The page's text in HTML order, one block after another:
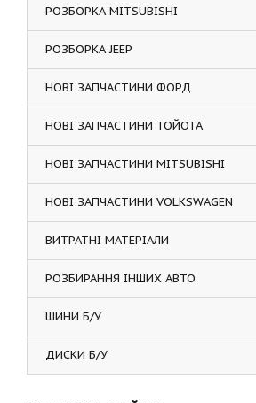
РОЗБОРКА MITSUBISHI
РОЗБОРКА JEEP
НОВІ ЗАПЧАСТИНИ ФОРД
НОВІ ЗАПЧАСТИНИ ТОЙОТА
НОВІ ЗАПЧАСТИНИ MITSUBISHI
НОВІ ЗАПЧАСТИНИ VOLKSWAGEN
ВИТРАТНІ МАТЕРІАЛИ
РОЗБИРАННЯ ІНШИХ АВТО
ШИНИ Б/У
ДИСКИ Б/У